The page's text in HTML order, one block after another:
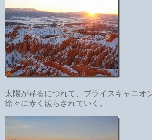
太陽が昇るにつれて、ブライスキャニオ
徐々に赤く照らされていく。